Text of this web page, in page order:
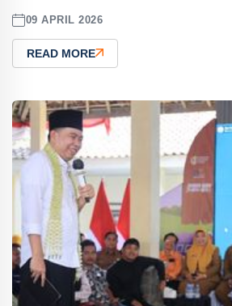
09 APRIL 2026
READ MORE